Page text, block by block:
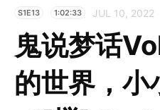
S1E13 1:02:33 JUL 10, 2022
鬼说梦话
的世界，小